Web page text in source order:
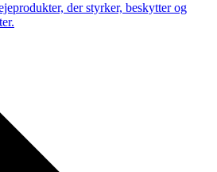
der styrker, beskytter og